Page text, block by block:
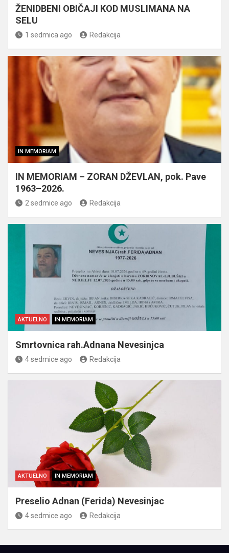
ŽENIDBENI OBIČAJI KOD MUSLIMANA NA
SELU
1 sedmica ago Redakcija
IN MEMORIAM
IN MEMORIAM – ZORAN DŽEVLAN, pok. Pave
1963–2026.
2 sedmice ago Redakcija
AKTUELNO IN MEMORIAM
Smrtovnica rah.Adnana Nevesinjca
4 sedmice ago Redakcija
AKTUELNO IN MEMORIAM
Preselio Adnan (Ferida) Nevesinjac
4 sedmice ago Redakcija